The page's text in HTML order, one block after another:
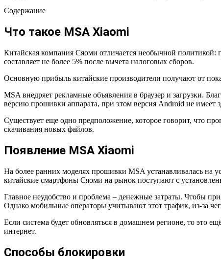
Содержание
Что такое MSA Xiaomi
Китайская компания Сяоми отличается необычной
составляет не более 5% после вычета налоговых сборов.
Основную прибыль китайские производители получают от
MSA внедряет рекламные объявления в браузер и загрузки.
версию прошивки аппарата, при этом версия Android не имеет
Существует еще одно предположение, которое говорит, что
скачивания новых файлов.
Появление MSA Xiaomi
На более ранних моделях прошивки MSA устанавливалась на
китайские смартфоны Сяоми на рынок поступают с
Главное неудобство и проблема – денежные затраты. Чтобы
Однако мобильные операторы учитывают этот трафик, из-за
Если система будет обновляться в домашнем регионе, то это
интернет.
Способы блокировки